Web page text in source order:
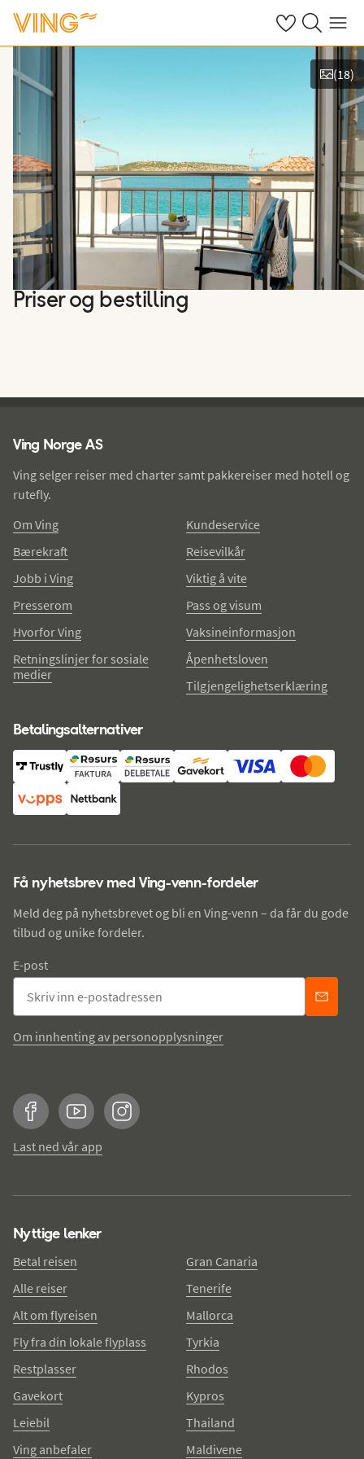
Se dine sparte
Søk påMeny
Vis bilder
(18)
Priser og bestilling
Ving Norge AS
Ving selger reiser med charter samt pakkereiser med hotell og
rutefly.
Om Ving
Bærekraft
Jobb i Ving
Presserom
Hvorfor Ving
Retningslinjer for sosiale
medier
Kundeservice
Reisevilkår
Viktig å vite
Pass og visum
Vaksineinformasjon
Åpenhetsloven
Tilgjengelighetserklæring
Betalingsalternativer
Få nyhetsbrev med Ving-venn-fordeler
Meld deg på nyhetsbrevet og bli en Ving-venn – da får du gode
tilbud og unike fordeler.
E-post
Om innhenting av personopplysninger
FacebookYouTubeInstagram
Last ned vår app
Nyttige lenker
Betal reisen
Alle reiser
Alt om flyreisen
Fly fra din lokale flyplass
Restplasser
Gavekort
Leiebil
Ving anbefaler
Gran Canaria
Tenerife
Mallorca
Tyrkia
Rhodos
Kypros
Thailand
Maldivene